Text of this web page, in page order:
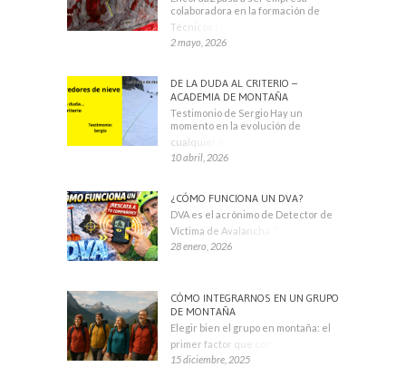
colaboradora en la formación de
Técnicos Deportivos
2 mayo, 2026
DE LA DUDA AL CRITERIO –
ACADEMIA DE MONTAÑA
Testimonio de Sergio Hay un
momento en la evolución de
cualquier montañero
10 abril, 2026
¿CÓMO FUNCIONA UN DVA?
DVA es el acrónimo de Detector de
Víctima de Avalancha. También se
28 enero, 2026
CÓMO INTEGRARNOS EN UN GRUPO
DE MONTAÑA
Elegir bien el grupo en montaña: el
primer factor que condiciona tu
15 diciembre, 2025